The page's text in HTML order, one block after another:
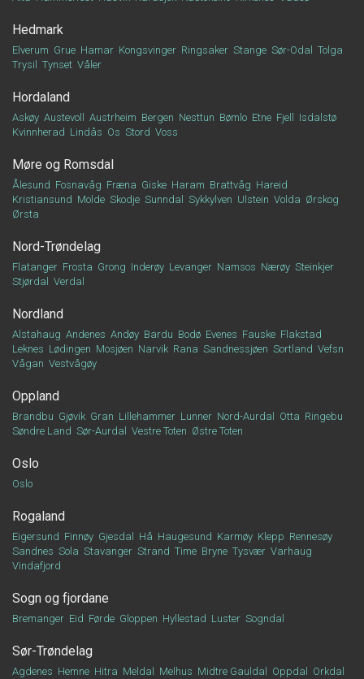
Hedmark
Elverum Grue Hamar Kongsvinger Ringsaker Stange Sør-Odal
Tolga
Trysil
Tynset Våler
Hordaland
Askøy Austevoll Austrheim Bergen Nesttun Bømlo Etne Fjell
Isdalstø
Kvinnherad Lindås Os Stord Voss
Møre og Romsdal
Ålesund Fosnavåg Fræna Giske Haram Brattvåg Hareid
Kristiansund Molde Skodje Sunndal Sykkylven Ulstein Volda Ørskog
Ørsta
Nord-Trøndelag
Flatanger Frosta Grong Inderøy Levanger Namsos Nærøy Steinkjer
Stjørdal
Verdal
Nordland
Alstahaug Andenes Andøy Bardu Bodø Evenes Fauske Flakstad
Leknes Lødingen Mosjøen Narvik Rana Sandnessjøen Sortland Vefsn
Vågan Vestvågøy
Oppland
Brandbu Gjøvik Gran Lillehammer Lunner Nord-Aurdal Otta Ringebu
Søndre Land Sør-Aurdal Vestre Toten Østre Toten
Oslo
Oslo
Rogaland
Eigersund Finnøy Gjesdal Hå Haugesund Karmøy Klepp Rennesøy
Sandnes Sola Stavanger Strand Time Bryne Tysvær Varhaug
Vindafjord
Sogn og fjordane
Bremanger Eid Førde Gloppen Hyllestad Luster Sogndal
Sør-Trøndelag
Agdenes Hemne Hitra Meldal Melhus Midtre Gauldal Oppdal
Orkdal